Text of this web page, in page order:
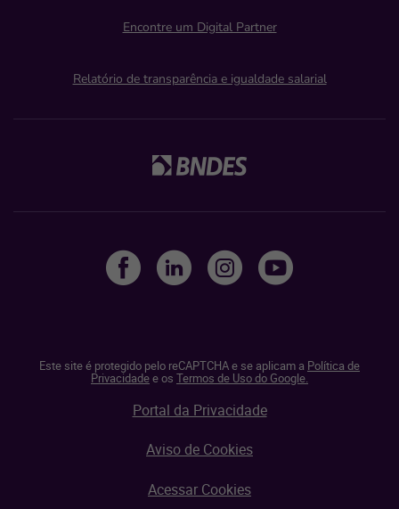
Encontre um Digital Partner
Relatório de transparência e igualdade salarial
Este site é protegido pelo reCAPTCHA e se aplicam a Política de
Privacidadee os Termos de Uso do Google.
Portal da Privacidade
Aviso de Cookies
Acessar Cookies